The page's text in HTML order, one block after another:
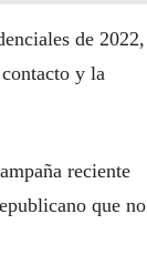
de 2022,
y la
reciente
que no